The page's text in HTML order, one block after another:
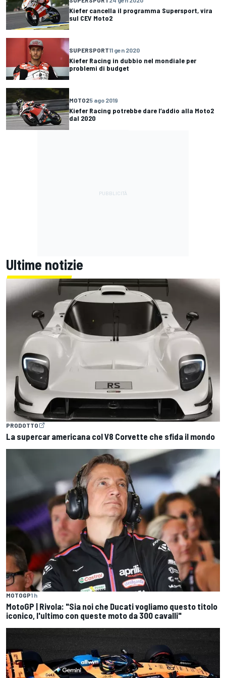
Kiefer cancella il programma Supersport, vira
sul CEV Moto2
SUPERSPORT11 gen 2020
Kiefer Racing in dubbio nel mondiale per
problemi di budget
MOTO25 ago 2019
Kiefer Racing potrebbe dare l’addio alla Moto2
dal 2020
Ultime notizie
PRODOTTO
La supercar americana col V8 Corvette che sfida il mondo
MOTOGP1 h
MotoGP | Rivola: "Sia noi che Ducati vogliamo questo titolo
iconico, l'ultimo con queste moto da 300 cavalli"